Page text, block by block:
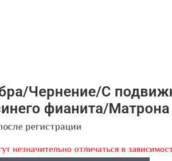
Чернение/С
фианита/Матрона
регистрации
незначительно отличаться в